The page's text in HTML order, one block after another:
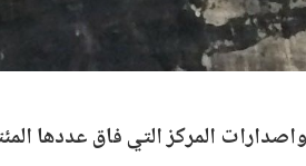
المركز التي فاق عددها